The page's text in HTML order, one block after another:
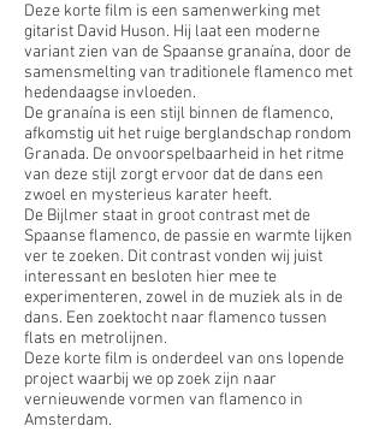
Deze korte film is een samenwerking met
gitarist David Huson. Hij laat een moderne
variant zien van de Spaanse granaína, door de
samensmelting van traditionele flamenco met
hedendaagse invloeden.
De granaína is een stijl binnen de flamenco,
afkomstig uit het ruige berglandschap rondom
Granada. De onvoorspelbaarheid in het ritme
van deze stijl zorgt ervoor dat de dans een
zwoel en mysterieus karater heeft.
De Bijlmer staat in groot contrast met de
Spaanse flamenco, de passie en warmte lijken
ver te zoeken. Dit contrast vonden wij juist
interessant en besloten hier mee te
experimenteren, zowel in de muziek als in de
dans. Een zoektocht naar flamenco tussen
flats en metrolijnen.
Deze korte film is onderdeel van ons lopende
project waarbij we op zoek zijn naar
vernieuwende vormen van flamenco in
Amsterdam.